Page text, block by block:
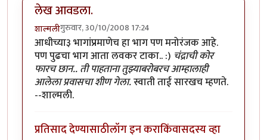
लेख आवडला.
शाल्मलीगुरुवार, 30/10/2008 17:24
आधीच्या३ भागांप्रमाणेच हा भाग पण मनोरंजक आहे.
पण पुढचा भाग आता लवकर टाका.. :) चंद्राची कोर
फारच छान.. ती पाहताना तुझ्याबरोबरच आम्हालाही
आलेला प्रवासचा शीण गेला.स्वाती ताई सारखच म्हणते.
--शाल्मली.
प्रतिसाद देण्यासाठीलॉग इन कराकिंवासदस्य व्हा